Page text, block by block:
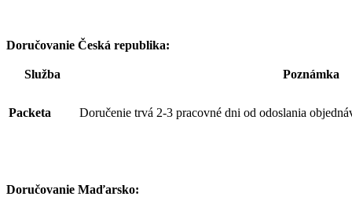
Doručovanie Česká republika:
Služba Poznámka
Packeta Doručenie trvá 2-3 pracovné dni od odoslania
Doručovanie Maďarsko: